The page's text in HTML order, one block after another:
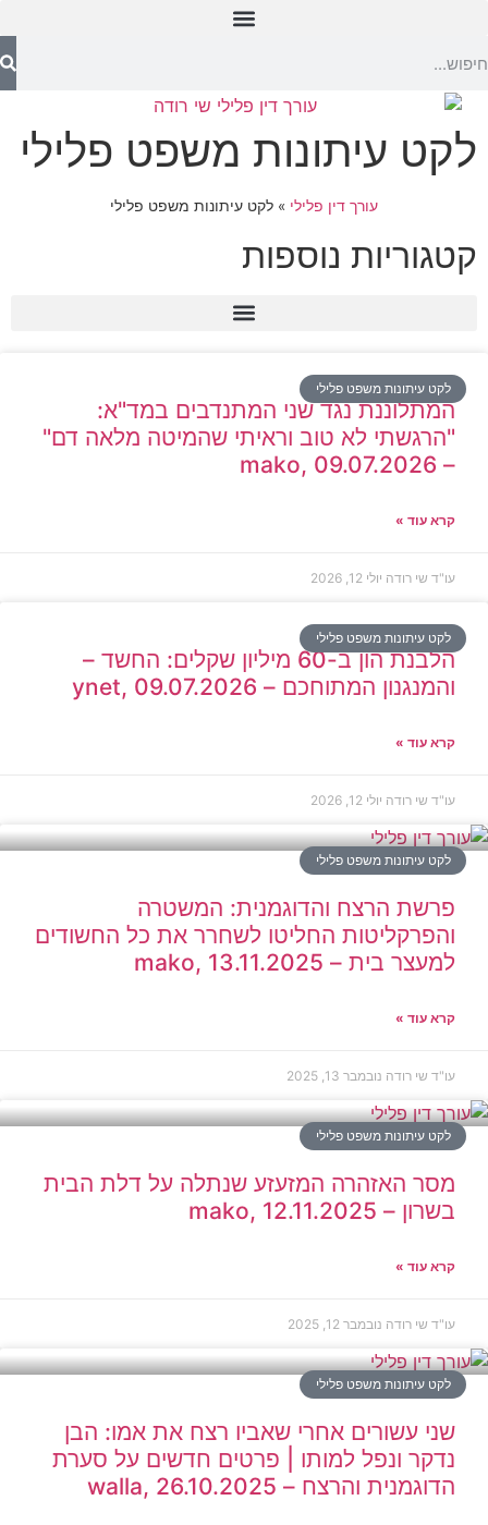
לקט עיתונות משפט פלילי
עורך דין פלילי » לקט עיתונות משפט פלילי
קטגוריות נוספות
לקט עיתונות משפט פלילי
המתלוננת נגד שני המתנדבים במד"א:
"הרגשתי לא טוב וראיתי שהמיטה מלאה דם"
– mako, 09.07.2026
קרא עוד »
עו"ד שי רודה יולי 12, 2026
לקט עיתונות משפט פלילי
הלבנת הון ב-60 מיליון שקלים: החשד –
והמנגנון המתוחכם – ynet, 09.07.2026
קרא עוד »
עו"ד שי רודה יולי 12, 2026
לקט עיתונות משפט פלילי
פרשת הרצח והדוגמנית: המשטרה
והפרקליטות החליטו לשחרר את כל החשודים
למעצר בית – mako, 13.11.2025
קרא עוד »
עו"ד שי רודה נובמבר 13, 2025
לקט עיתונות משפט פלילי
מסר האזהרה המזעזע שנתלה על דלת הבית
בשרון – mako, 12.11.2025
קרא עוד »
עו"ד שי רודה נובמבר 12, 2025
לקט עיתונות משפט פלילי
שני עשורים אחרי שאביו רצח את אמו: הבן
נדקר ונפל למותו | פרטים חדשים על סערת
הדוגמנית והרצח – walla, 26.10.2025